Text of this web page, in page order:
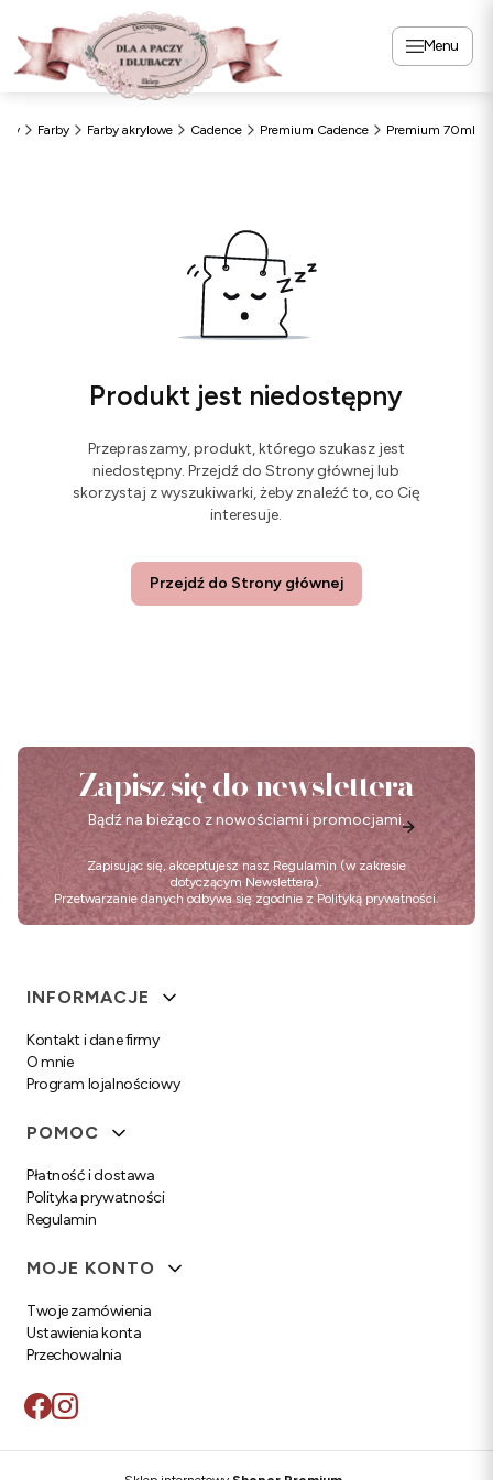
Menu
Farby Farby akrylowe Cadence Premium Cadence Premium 70ml
Produkt jest niedostępny
Przepraszamy, produkt, którego szukasz jest
niedostępny. Przejdź do Strony głównej lub
skorzystaj z wyszukiwarki, żeby znaleźć to, co Cię
interesuje.
Przejdź do Strony głównej
Zapisz się do newslettera
Bądź na bieżąco z nowościami i promocjami.
Zapisując się, akceptujesz nasz Regulamin (w zakresie
dotyczącym Newslettera).
Przetwarzanie danych odbywa się zgodnie z Polityką prywatności.
Linki w stopce
INFORMACJE
Kontakt i dane firmy
O mnie
Program lojalnościowy
POMOC
Płatność i dostawa
Polityka prywatności
Regulamin
MOJE KONTO
Twoje zamówienia
Ustawienia konta
Przechowalnia